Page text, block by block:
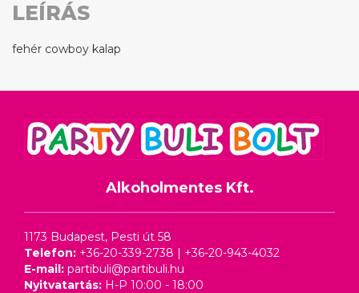
LEÍRÁS
fehér cowboy kalap
Alkoholmentes Kft.
1173 Budapest, Pesti út 58
Telefon: +36-20-339-2738 | +36-20-943-4032
E-mail: partibuli@partibuli.hu
Nyitvatartás: H-P 10:00 - 18:00